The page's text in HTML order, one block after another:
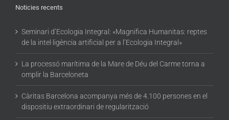
Noticies recents
Seminari d’Ecologia Integral: «Magnifica Humanitas: reptes
de la intel·ligència artificial per a l’Ecologia Integral»
La processó marítima de la Mare de Déu del Carme torna a
omplir la Barceloneta
Càritas Barcelona acompanya més de 4.100 persones en el
dispositiu extraordinari de regularització